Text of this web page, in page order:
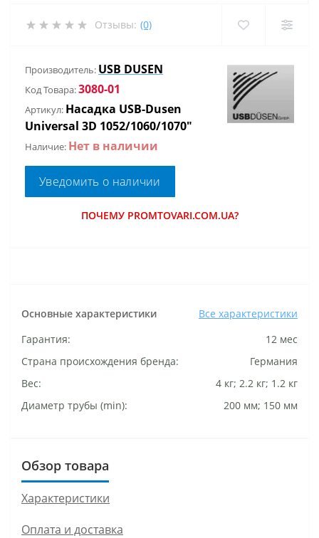
Отзывы: (0)
Производитель: USB DUSEN
Код Товара:3080-01
Артикул: Насадка USB-Dusen
Universal 3D 1052/1060/1070"
Наличие: Нет в наличии
Уведомить о наличии
ПОЧЕМУ PROMTOVARI.COM.UA?
Основные характеристики
Все характеристики
Гарантия:
12 мес
Страна происхождения бренда:
Германия
Вес:
4 кг; 2.2 кг; 1.2 кг
Диаметр трубы (min):
200 мм; 150 мм
Обзор товара
Характеристики
Оплата и доставка